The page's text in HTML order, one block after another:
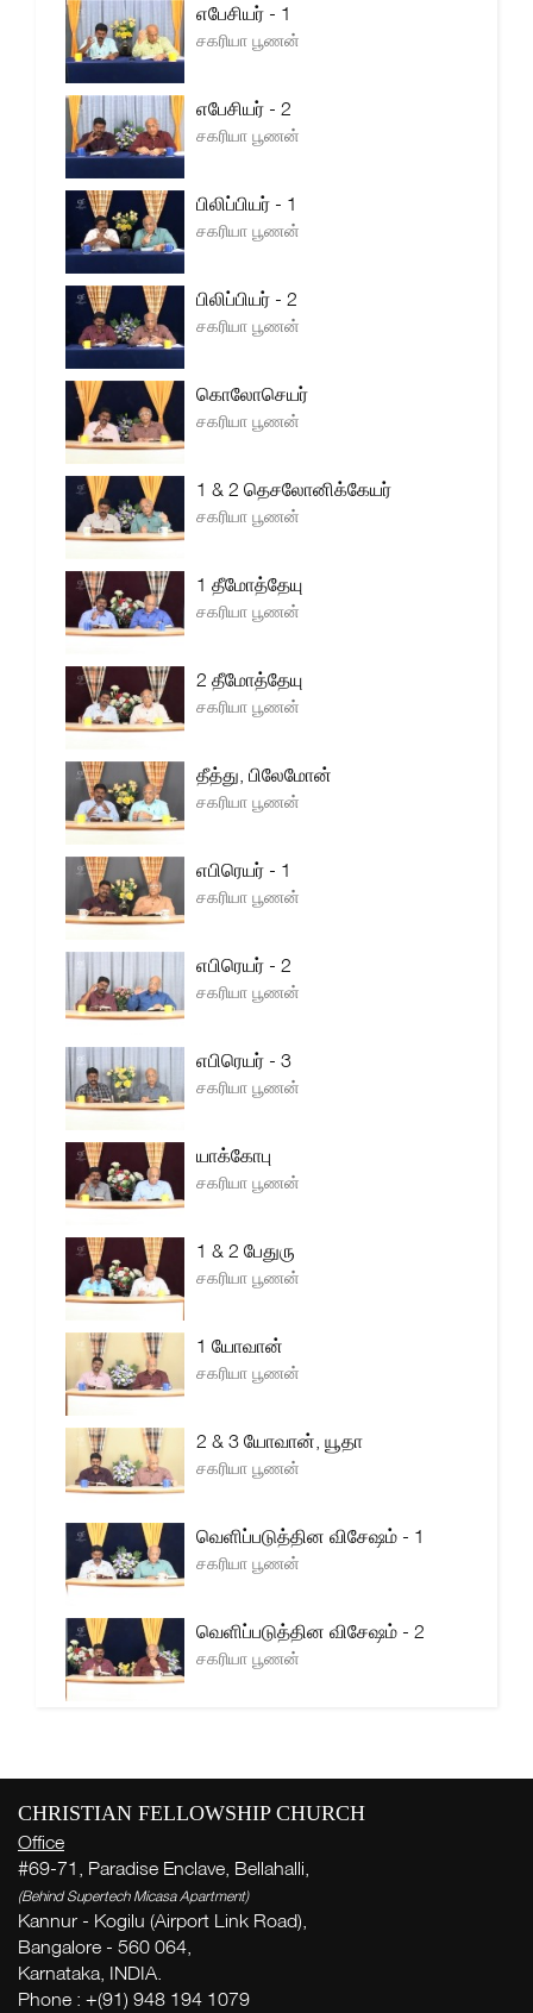
எபேசியர் - 1
சகரியா பூணன்
எபேசியர் - 2
சகரியா பூணன்
பிலிப்பியர் - 1
சகரியா பூணன்
பிலிப்பியர் - 2
சகரியா பூணன்
கொலோசெயர்
சகரியா பூணன்
1 & 2 தெசலோனிக்கேயர்
சகரியா பூணன்
1 தீமோத்தேயு
சகரியா பூணன்
2 தீமோத்தேயு
சகரியா பூணன்
தீத்து, பிலேமோன்
சகரியா பூணன்
எபிரெயர் - 1
சகரியா பூணன்
எபிரெயர் - 2
சகரியா பூணன்
எபிரெயர் - 3
சகரியா பூணன்
யாக்கோபு
சகரியா பூணன்
1 & 2 பேதுரு
சகரியா பூணன்
1 யோவான்
சகரியா பூணன்
2 & 3 யோவான், யூதா
சகரியா பூணன்
வெளிப்படுத்தின விசேஷம் - 1
சகரியா பூணன்
வெளிப்படுத்தின விசேஷம் - 2
சகரியா பூணன்
CHRISTIAN FELLOWSHIP CHURCH
Office
#69-71, Paradise Enclave, Bellahalli,
(Behind Supertech Micasa Apartment)
Kannur - Kogilu (Airport Link Road),
Bangalore - 560 064,
Karnataka, INDIA.
Phone : +(91) 948 194 1079